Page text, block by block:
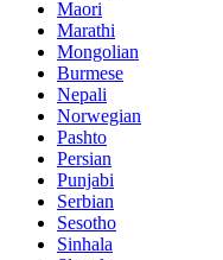
Maori
Marathi
Mongolian
Burmese
Nepali
Norwegian
Pashto
Persian
Punjabi
Serbian
Sesotho
Sinhala